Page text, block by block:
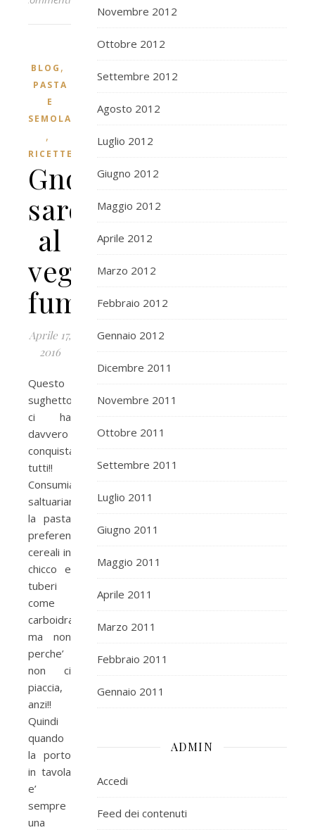
BLOG ,
PASTA
E
SEMOLA
,
RICETTE
Gnocchetti
sardi
al
vegan
fume’
Aprile 17,
2016
Questo
sughetto
ci ha
davvero
conquistati
tutti!!
Consumiamo
saltuariamente
la pasta
preferendo
cereali in
chicco e
tuberi
come
carboidrati,
ma non
perche’
non ci
piaccia,
anzi!!
Quindi
quando
la porto
in tavola
e’
sempre
una
Novembre 2012
Ottobre 2012
Settembre 2012
Agosto 2012
Luglio 2012
Giugno 2012
Maggio 2012
Aprile 2012
Marzo 2012
Febbraio 2012
Gennaio 2012
Dicembre 2011
Novembre 2011
Ottobre 2011
Settembre 2011
Luglio 2011
Giugno 2011
Maggio 2011
Aprile 2011
Marzo 2011
Febbraio 2011
Gennaio 2011
ADMIN
Accedi
Feed dei contenuti